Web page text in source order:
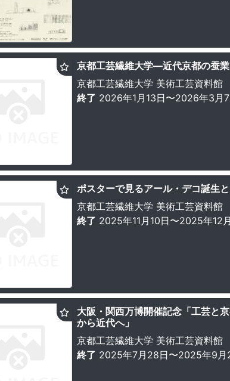
京都工芸繊維大学―近代京都の蚕
京都工芸繊維大学 美術工芸資料館
終了 2026年1月13日〜2026年3月
ポスターで見るアール・デコ誕生
京都工芸繊維大学 美術工芸資料館
終了 2025年11月10日〜2025年12
大阪・関西万博開催記念「工芸と
から近代へ」
京都工芸繊維大学 美術工芸資料館
終了 2025年7月28日〜2025年9月